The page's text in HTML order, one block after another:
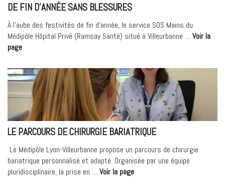
DE FIN D’ANNÉE SANS BLESSURES
À l’aube des festivités de fin d’année, le service SOS Mains du
Médipôle Hôpital Privé (Ramsay Santé) situé à Villeurbanne … Voir la
page« SOS
:
des
conseils
pratiques
pour
des
fêtes
de
fin
d’année
LE PARCOURS DE CHIRURGIE BARIATRIQUE
Le Médipôle Lyon-Villeurbanne propose un parcours de chirurgie
bariatrique personnalisé et adapté. Organisée par une équipe
pluridisciplinaire, la prise en … Voir la page« Le